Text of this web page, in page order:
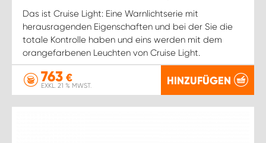
Das ist Cruise Light: Eine Warnlichtserie mit
herausragenden Eigenschaften und bei der Sie die
totale Kontrolle haben und eins werden mit dem
orangefarbenen Leuchten von Cruise Light.
763 €
EXKL. 21 % MWST. HINZUFÜGEN